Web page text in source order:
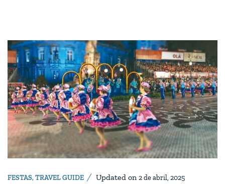
FESTAS,TRAVEL GUIDE Updated on 2 de abril, 2025